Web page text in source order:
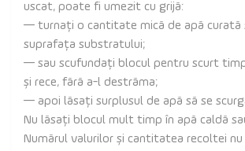
uscat, poate fi umezit cu grijă:
— turnați o cantitate mică de apă curată
suprafața substratului;
— sau scufundați blocul pentru scurt
și rece, fără a-l destrăma;
— apoi lăsați surplusul de apă să se
Nu lăsați blocul mult timp în apă caldă
Numărul valurilor și cantitatea recoltei